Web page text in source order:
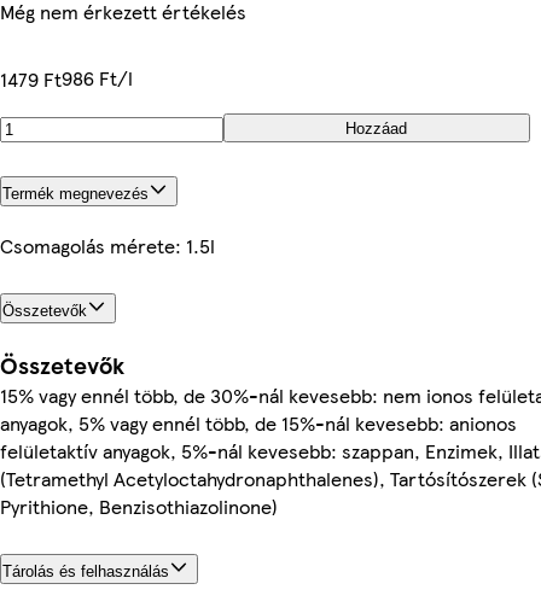
Még nem érkezett értékelés
1479 Ft986 Ft/l
Hozzáad
Termék megnevezés
Csomagolás mérete: 1.5l
Összetevők
Összetevők
15% vagy ennél több, de 30%-nál kevesebb: nem ionos
anyagok, 5% vagy ennél több, de 15%-nál kevesebb: anionos
felületaktív anyagok, 5%-nál kevesebb: szappan, Enzimek,
(Tetramethyl Acetyloctahydronaphthalenes), Tartósítószerek
Pyrithione, Benzisothiazolinone)
Tárolás és felhasználás